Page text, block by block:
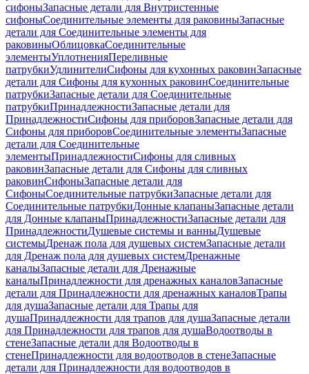
сифоныЗапасные детали для Внутристенные
сифоныСоединительные элементы для раковиныЗапасные
детали для Соединительные элементы для
раковиныОблицовкаСоединительные
элементыУплотненияПереливные
патрубкиУдлинителиСифоны для кухонных раковинЗапасные
детали для Сифоны для кухонных раковинСоединительные
патрубкиЗапасные детали для Соединительные
патрубкиПринадлежностиЗапасные детали для
ПринадлежностиСифоны для приборовЗапасные детали для
Сифоны для приборовСоединительные элементыЗапасные
детали для Соединительные
элементыПринадлежностиСифоны для сливных
раковинЗапасные детали для Сифоны для сливных
раковинСифоныЗапасные детали для
СифоныСоединительные патрубкиЗапасные детали для
Соединительные патрубкиДонные клапаныЗапасные детали
для Донные клапаныПринадлежностиЗапасные детали для
ПринадлежностиДушевые системы и ванныДушевые
системыДренаж пола для душевых системЗапасные детали
для Дренаж пола для душевых системДренажные
каналыЗапасные детали для Дренажные
каналыПринадлежности для дренажных каналовЗапасные
детали для Принадлежности для дренажных каналовТрапы
для душаЗапасные детали для Трапы для
душаПринадлежности для трапов для душаЗапасные детали
для Принадлежности для трапов для душаВодоотводы в
стенеЗапасные детали для Водоотводы в
стенеПринадлежности для водоотводов в стенеЗапасные
детали для Принадлежности для водоотводов в